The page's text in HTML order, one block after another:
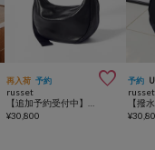
再入荷 予約 
russet
【追加予約受付中】《本革/340g》ソフトレザーラウンドショルダーバッグ
¥30,800
予約
russet
¥